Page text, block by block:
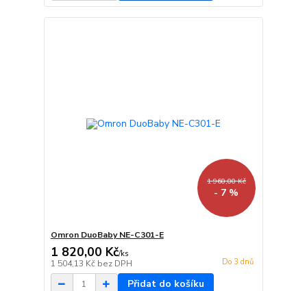
1 960,00 Kč
- 7 %
Omron DuoBaby NE-C301-E
1 820,00 Kč/ks
1 504,13 Kč bez DPH Do 3 dnů
Přidat do košíku